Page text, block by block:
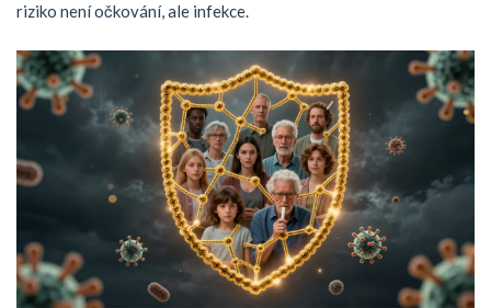
riziko není očkování, ale infekce.